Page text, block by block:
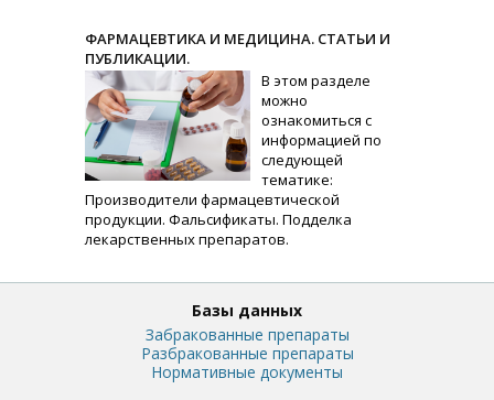
ФАРМАЦЕВТИКА И МЕДИЦИНА. СТАТЬИ И
ПУБЛИКАЦИИ.
В этом разделе
можно
ознакомиться с
информацией по
следующей
тематике:
Производители фармацевтической
продукции. Фальсификаты. Подделка
лекарственных препаратов.
Базы данных
Забракованные препараты
Разбракованные препараты
Нормативные документы